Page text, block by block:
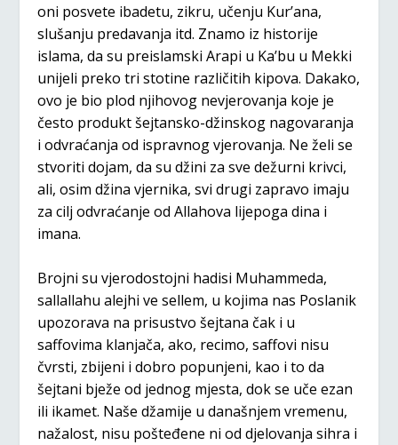
oni posvete ibadetu, zikru, učenju Kur’ana,
slušanju predavanja itd. Znamo iz historije
islama, da su preislamski Arapi u Ka’bu u Mekki
unijeli preko tri stotine različitih kipova. Dakako,
ovo je bio plod njihovog nevjerovanja koje je
često produkt šejtansko-džinskog nagovaranja
i odvraćanja od ispravnog vjerovanja. Ne želi se
stvoriti dojam, da su džini za sve dežurni krivci,
ali, osim džina vjernika, svi drugi zapravo imaju
za cilj odvraćanje od Allahova lijepoga dina i
imana.
Brojni su vjerodostojni hadisi Muhammeda,
sallallahu alejhi ve sellem, u kojima nas Poslanik
upozorava na prisustvo šejtana čak i u
saffovima klanjača, ako, recimo, saffovi nisu
čvrsti, zbijeni i dobro popunjeni, kao i to da
šejtani bježe od jednog mjesta, dok se uče ezan
ili ikamet. Naše džamije u današnjem vremenu,
nažalost, nisu pošteđene ni od djelovanja sihra i